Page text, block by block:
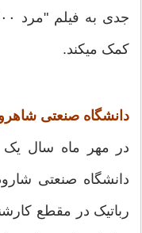
کمک میکند.
دانشگاه صنعتی
در مهر ماه سال
دانشگاه صنعتی
رباتیک در مقطع